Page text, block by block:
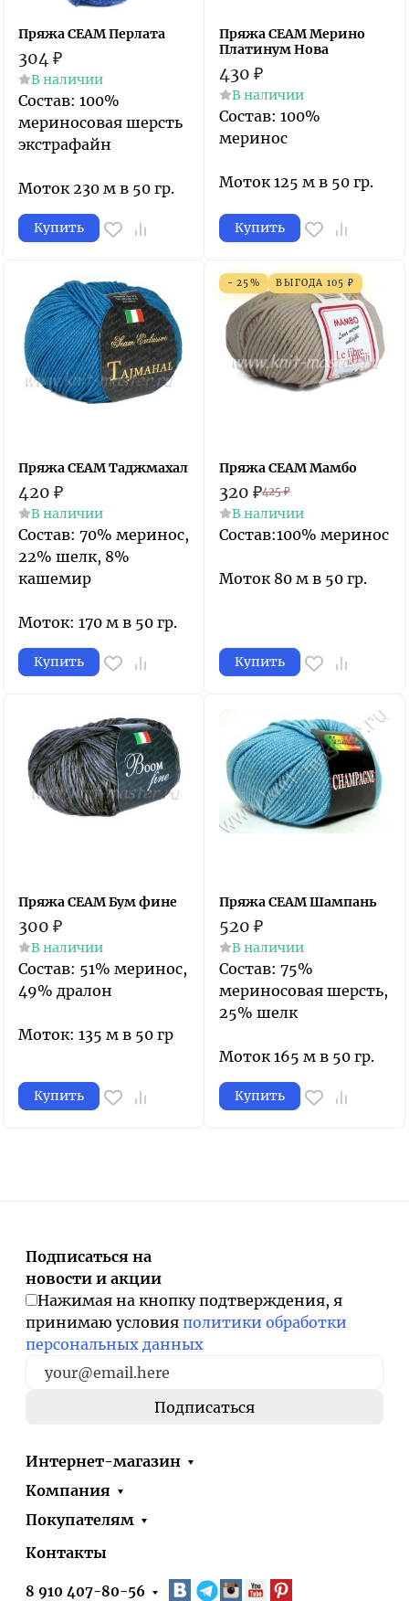
Пряжа СЕАМ Перлата
304₽
В наличии
Состав: 100%
мериносовая шерсть
экстрафайн
Моток 230 м в 50 гр.
Купить
Пряжа СЕАМ Мерино
Платинум Нова
430 ₽
В наличии
Состав: 100%
меринос
Моток 125 м в 50 гр.
Купить
Пряжа СЕАМ Таджмахал
420 ₽
В наличии
Состав: 70% меринос,
22% шелк, 8%
кашемир
Моток: 170 м в 50 гр.
Купить
- 25% ВЫГОДА 105 ₽
Пряжа СЕАМ Мамбо
320 ₽425 ₽
В наличии
Состав:100% меринос
Моток 80 м в 50 гр.
Купить
Пряжа СЕАМ Бум фине
300 ₽
В наличии
Состав: 51% меринос,
49% дралон
Моток: 135 м в 50 гр
Купить
Пряжа СЕАМ Шампань
520 ₽
В наличии
Состав: 75%
мериносовая шерсть,
25% шелк
Моток 165 м в 50 гр.
Купить
Подписаться на
новости и акции
Нажимая на кнопку подтверждения, я
принимаю условия политики обработки
персональных данных
Интернет-магазин
Компания
Покупателям
Контакты
8 910 407-80-56